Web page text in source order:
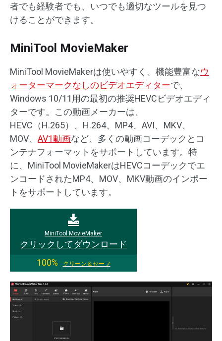
者でも経験者でも、いつでも適切なツールを見つ
けることができます。
MiniTool MovieMaker
MiniTool MovieMakerは使いやすく、機能豊富なウ
ォーターマークなしのビデオエディターで、
Windows 10/11用の最初の推奨HEVCビデオエディ
ターです。この動画メーカーは、
HEVC（H.265）、H.264、MP4、AVI、MKV、
MOV、 AV1動画など、多くの動画コーデックとコ
ンテナフォーマットをサポートしています。特
に、MiniTool MovieMakerはHEVCコーデックでエ
ンコードされたMP4、MOV、MKV動画のインポー
トをサポートしています。
MiniTool MovieMaker
クリックしてダウンロード
100%
クリーン＆セーフ